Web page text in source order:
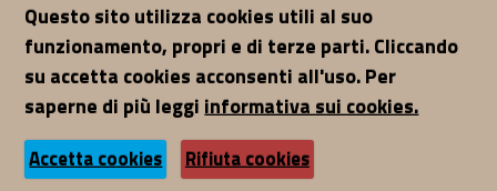
Questo sito utilizza cookies utili al suo
funzionamento, propri e di terze parti. Cliccando
su accetta cookies acconsenti all'uso. Per
saperne di più leggiinformativa sui cookies.
Accetta cookies Rifiuta cookies